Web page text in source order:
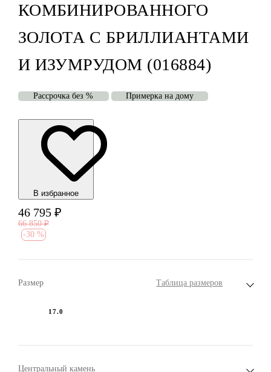
КОМБИНИРОВАННОГО
ЗОЛОТА С БРИЛЛИАНТАМИ
И ИЗУМРУДОМ (016884)
Рассрочка без % Примерка на дому
В избранноe
46 795 ₽
66 850 ₽
-30 %
Размер Таблица размеров
17.0
Центральный камень